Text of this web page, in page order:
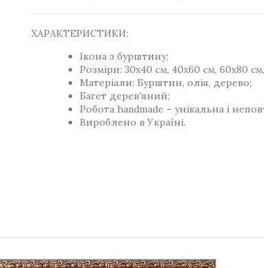
ХАРАКТЕРИСТИКИ:
Ікона з бурштину;
Розміри: 30x40 см, 40x60 см, 60x80
Матеріали: Бурштин, олія, дерево;
Багет дерев'яний;
Робота handmade – унікальна і
Вироблено в Україні.